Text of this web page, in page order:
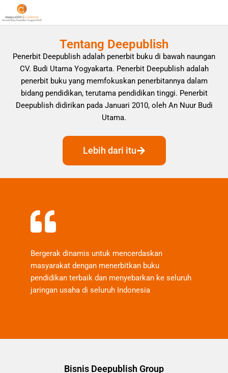
Tentang Deepublish
Penerbit Deepublish adalah penerbit buku di bawah naungan
CV. Budi Utama Yogyakarta. Penerbit Deepublish adalah
penerbit buku yang memfokuskan penerbitannya dalam
bidang pendidikan, terutama pendidikan tinggi. Penerbit
Deepublish didirikan pada Januari 2010, oleh An Nuur Budi
Utama.
Lebih dari itu
Bergerak dinamis untuk mencerdaskan
masyarakat dengan menerbitkan buku
pendidikan terbaik dan menyebarkan ke seluruh
jaringan usaha di seluruh Indonesia
Bisnis Deepublish Group